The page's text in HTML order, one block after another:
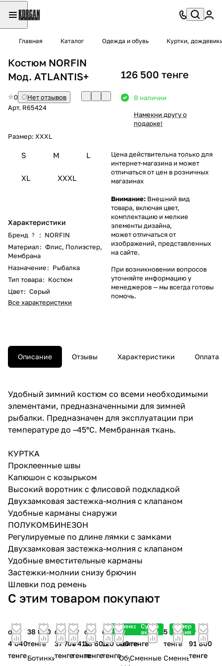
Главная Каталог Одежда и обувь Куртки,
Костюм NORFIN
Мод. ATLANTIS+
0
Нет отзывов
Арт. R65424
Размер: XXXL
S M L
XL XXXL
Характеристики
Бренд ? : NORFIN
Материал: Флис, Полиэстер,
Мембрана
Назначение: Рыбалка
Тип товара: Костюм
Цвет: Серый
Все характеристики
126 500 тенге
В наличии
Намекни другу о
подарке!
Цена действительна только для
интернет-магазина и может
отличаться от цен в розничных
магазинах
Внимание: Внешний вид
товара, включая цвет,
комплектацию и мелкие
элементы дизайна,
может отличаться от
изображений, представленных
на сайте.
При возникновении вопросов
уточняйте информацию у
менеджеров— мы всегда готовы
помочь.
Описание Отзывы Характеристики Оплата
Удобный зимний костюм со всеми необходимыми
элементами, предназначенными для зимней
рыбалки. Предназначен для эксплуатации при
температуре до –45°С. Мембранная ткань.
КУРТКА
Проклеенные швы
Капюшон с козырьком
Высокий воротник с флисовой подкладкой
Двухзамковая застежка-молния с клапаном
Удобные карманы снаружи
ПОЛУКОМБИНЕЗОН
Регулируемые по длине лямки с замками
Двухзамковая застежка-молния с клапаном
Удобные вместительные карманы
Застежки-молнии снизу брючин
Шлевки под ремень
С этим товаром покупают
от
4 040
тенге
38 000
тенге
Ботинки
от
37 700
тенге
от
7 410
тенге
от
33 600
тенге
Новинка
/
от
120 000
тенге
108 540
тенге
Обувь
Супер
акция
5 000
тенге
Сменные
Супер
акция
5 000
тенге
Сменные
от
91 800
тенге